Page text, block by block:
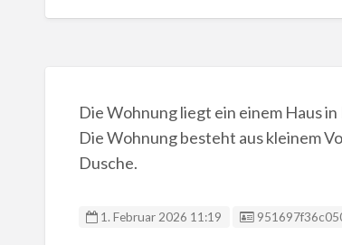
Die Wohnung liegt ein einem Haus
Die Wohnung besteht aus kleinem
Dusche.
1. Februar 2026 11:19 Anzeigen ID: